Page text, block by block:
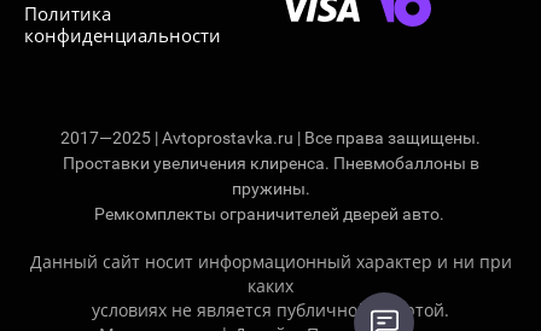
Политика
конфиденциальности
2017—2025 | Avtoprostavka.ru | Все права защищены.
Проставки увеличения клиренса. Пневмобаллоны в
пружины.
Ремкомплекты ограничителей дверей авто.
Данный сайт носит информационный характер и ни при
каких
условиях не является публичной офертой.